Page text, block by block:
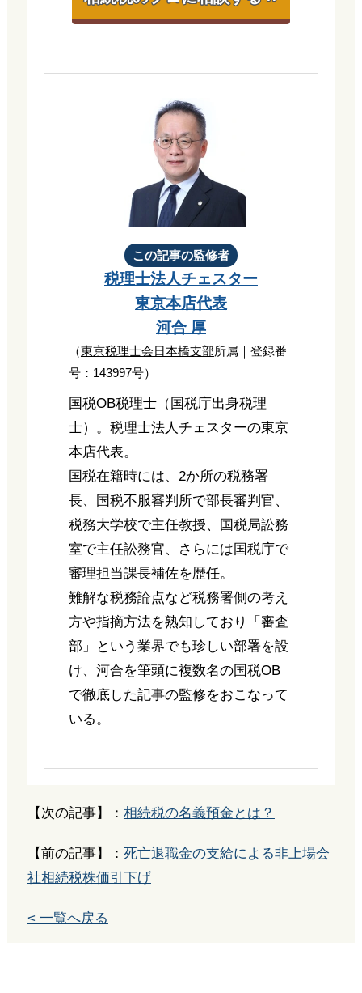
この記事の監修者
税理士法人チェスター
東京本店代表
河合 厚
（東京税理士会日本橋支部所属｜登録番
号：143997号）
国税OB税理士（国税庁出身税理
士）。税理士法人チェスターの東京
本店代表。
国税在籍時には、2か所の税務署
長、国税不服審判所で部長審判官、
税務大学校で主任教授、国税局訟務
室で主任訟務官、さらには国税庁で
審理担当課長補佐を歴任。
難解な税務論点など税務署側の考え
方や指摘方法を熟知しており「審査
部」という業界でも珍しい部署を設
け、河合を筆頭に複数名の国税OB
で徹底した記事の監修をおこなって
いる。
【次の記事】： 相続税の名義預金とは？
【前の記事】： 死亡退職金の支給による非上場会
社相続税株価引下げ
< 一覧へ戻る